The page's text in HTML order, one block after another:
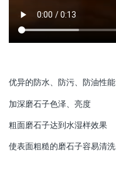
优异的防水、防污、防油性能
加深磨石子色泽、亮度
粗面磨石子达到水湿样效果
使表面粗糙的磨石子容易清洗